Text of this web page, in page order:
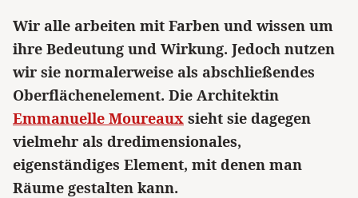
Wir alle arbeiten mit Farben und wissen um
ihre Bedeutung und Wirkung. Jedoch nutzen
wir sie normalerweise als abschließendes
Oberflächenelement. Die Architektin
Emmanuelle Moureaux sieht sie dagegen
vielmehr als dredimensionales,
eigenständiges Element, mit denen man
Räume gestalten kann.